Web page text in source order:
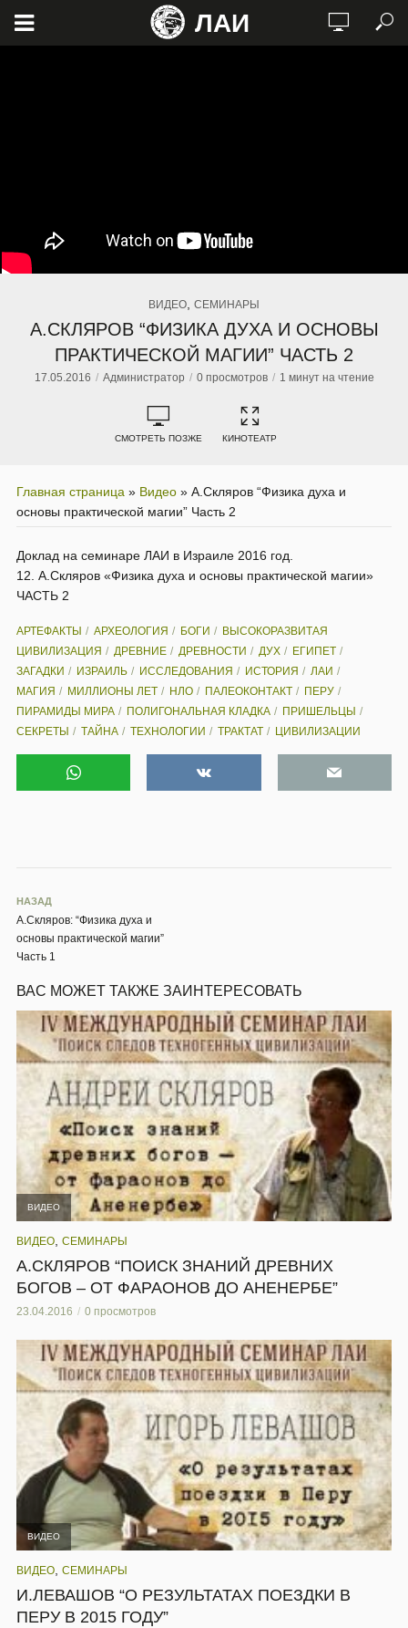
ЛАИ
ВИДЕО СЕМИНАРЫ
А.СКЛЯРОВ “ФИЗИКА ДУХА И ОСНОВЫ
ПРАКТИЧЕСКОЙ МАГИИ” ЧАСТЬ 2
17.05.2016 Администратор 0 просмотров 1 минут на чтение
СМОТРЕТЬ ПОЗЖЕ КИНОТЕАТР
Главная страница » Видео » А.Скляров “Физика духа и
основы практической магии” Часть 2
Доклад на семинаре ЛАИ в Израиле 2016 год.
12. А.Скляров «Физика духа и основы практической магии»
ЧАСТЬ 2
АРТЕФАКТЫ АРХЕОЛОГИЯ БОГИ
ВЫСОКОРАЗВИТАЯ
ЦИВИЛИЗАЦИЯ
ДРЕВНИЕ ДРЕВНОСТИ ДУХ
ЕГИПЕТ
ЗАГАДКИ
ИЗРАИЛЬ ИССЛЕДОВАНИЯ ИСТОРИЯ
ЛАИ
МАГИЯ
МИЛЛИОНЫ ЛЕТ НЛО ПАЛЕОКОНТАКТ
ПЕРУ
ПИРАМИДЫ МИРА
ПОЛИГОНАЛЬНАЯ КЛАДКА
ПРИШЕЛЬЦЫ
СЕКРЕТЫ
ТАЙНА ТЕХНОЛОГИИ ТРАКТАТ ЦИВИЛИЗАЦИИ
НАЗАД
А.Скляров: “Физика духа и
основы практической магии”
Часть 1
ВАС МОЖЕТ ТАКЖЕ ЗАИНТЕРЕСОВАТЬ
ВИДЕО
ВИДЕО СЕМИНАРЫ
А.СКЛЯРОВ “ПОИСК ЗНАНИЙ ДРЕВНИХ
БОГОВ – ОТ ФАРАОНОВ ДО АНЕНЕРБЕ”
23.04.2016 0 просмотров
ВИДЕО
ВИДЕО СЕМИНАРЫ
И.ЛЕВАШОВ “О РЕЗУЛЬТАТАХ ПОЕЗДКИ В
ПЕРУ В 2015 ГОДУ”